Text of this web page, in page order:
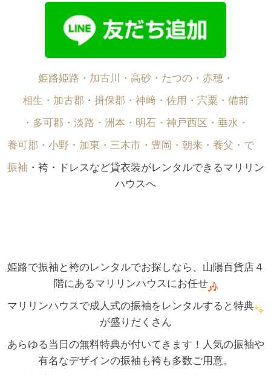
姫路姫路・加古川・高砂・たつの・赤穂・
相生・加古郡・揖保郡・神﨑・佐用・宍粟・備前
・多可郡・淡路・洲本・明石・神戸西区・垂水・
養可郡・小野・加東・三木市・豊岡・朝来・養父・で゙
振袖 ・袴・ドレスなど貸衣装がレンタルできるマリリン
ハウスへ
姫路で振袖と袴のレンタルでお探しなら、山陽百貨店４
階にあるマリリンハウスにお任せ
マリリンハウスで成人式の振袖をレンタルすると特典
が盛りだくさん
あらゆる当日の無料特典が付いてきます！人気の振袖や
有名なデザインの振袖も袴も多数ご用意。